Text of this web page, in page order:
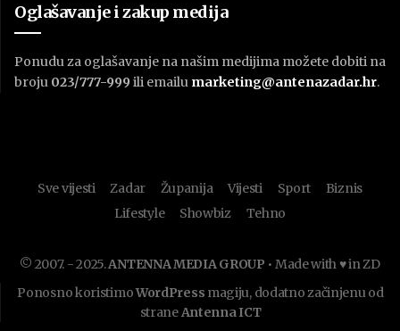
Oglašavanje i zakup medija
Ponudu za oglašavanje na našim medijima možete dobiti na
broju 023/777-999 ili emailu marketing@antenazadar.hr.
Sve vijesti Zadar Županija Vijesti Sport
Biznis
Lifestyle
Showbiz Tehno
© 2007. - 2025.ANTENNA MEDIA GROUP • Made with ♥ in ZD
Ponosno koristimoWordPress magiju, dodatno začinjenu od
straneAntenna ICT